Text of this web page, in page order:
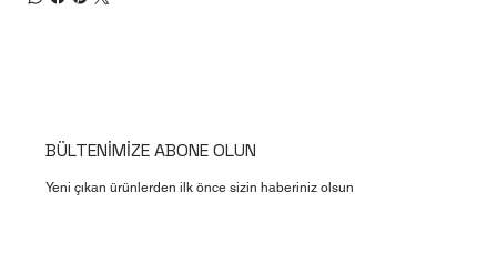
BÜLTENİMİZE ABONE OLUN
Yeni çıkan ürünlerden ilk önce sizin haberiniz olsun